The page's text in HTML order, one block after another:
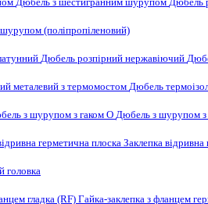
(поліпропіленовий)
Дюбель розпірний нержавіючий
металевий з термомостом Дюбель
з шурупом з гаком O Дюбель з шурупом з
герметична плоскаЗаклепка
головка
гладка (RF) Гайка-заклепка з фланцем